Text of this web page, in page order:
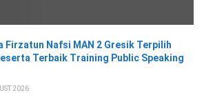
Firzatun Nafsi MAN 2 Gresik Terpilih
Terbaik Training Public Speaking
2026